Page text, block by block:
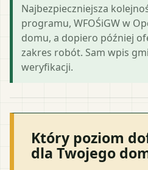
Najbezpieczniejsza
programu, WFOŚiGW w
domu, a dopiero później
zakres robót. Sam wpis
weryfikacji.
Który poziom
dla Twojego